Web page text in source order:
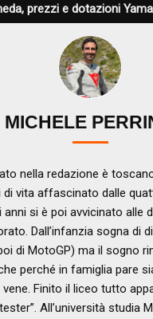
prezzi e dotazioni
MICHELE
nella redazione è
di vita affascinato dalle
anni si è poi avvicinato alle
Dall’infanzia sogna di
di MotoGP) ma il sogno
perché in famiglia pare
vene. Finito il liceo tutto
All’università studia